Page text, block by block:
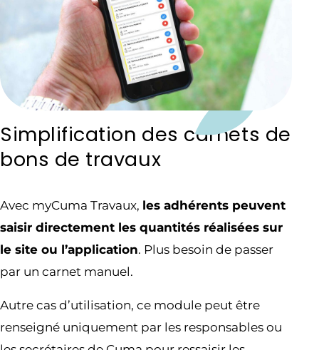
Simplification des carnets de
bons de travaux
Avec myCuma Travaux, les adhérents peuvent
saisir directement les quantités réalisées sur
le site ou l’application. Plus besoin de passer
par un carnet manuel.
Autre cas d’utilisation, ce module peut être
renseigné uniquement par les responsables ou